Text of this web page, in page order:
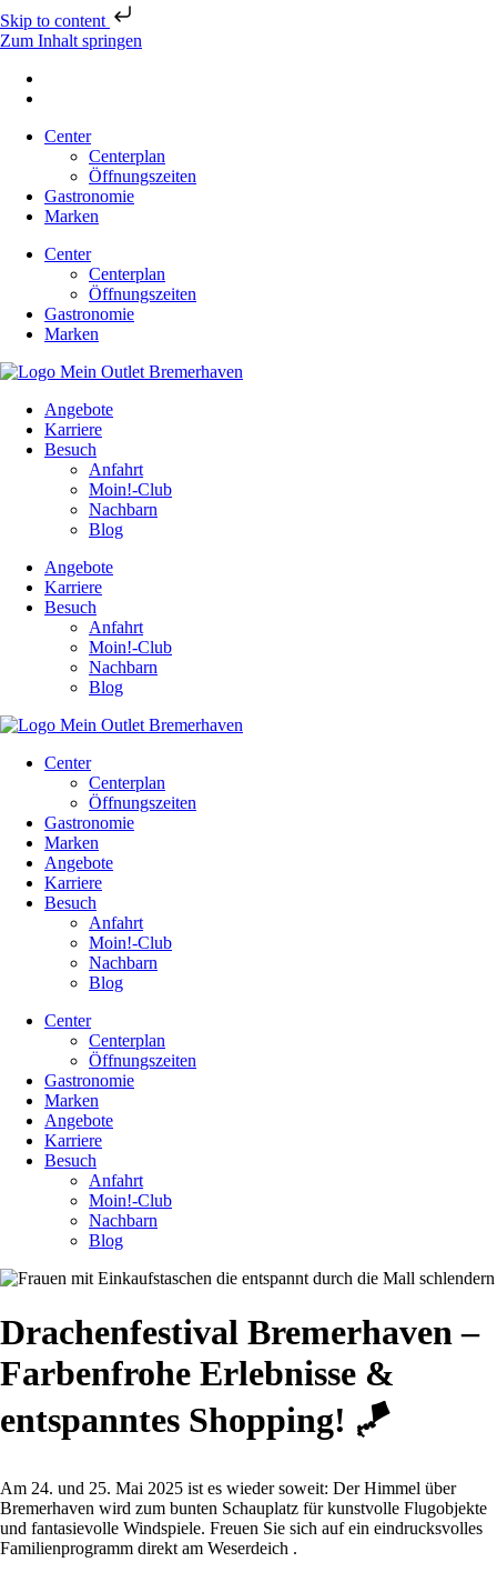
Skip to content
Zum Inhalt springen
Center
Centerplan
Öffnungszeiten
Gastronomie
Marken
Center
Centerplan
Öffnungszeiten
Gastronomie
Marken
Angebote
Karriere
Besuch
Anfahrt
Moin!-Club
Nachbarn
Blog
Angebote
Karriere
Besuch
Anfahrt
Moin!-Club
Nachbarn
Blog
Center
Centerplan
Öffnungszeiten
Gastronomie
Marken
Angebote
Karriere
Besuch
Anfahrt
Moin!-Club
Nachbarn
Blog
Center
Centerplan
Öffnungszeiten
Gastronomie
Marken
Angebote
Karriere
Besuch
Anfahrt
Moin!-Club
Nachbarn
Blog
Drachenfestival Bremerhaven –
Farbenfrohe Erlebnisse &
entspanntes Shopping! 🪁
Am 24. und 25. Mai 2025 ist es wieder soweit: Der Himmel über
Bremerhaven wird zum bunten Schauplatz für kunstvolle Flugobjekte
und fantasievolle Windspiele. Freuen Sie sich auf ein eindrucksvolles
Familienprogramm direkt am Weserdeich .